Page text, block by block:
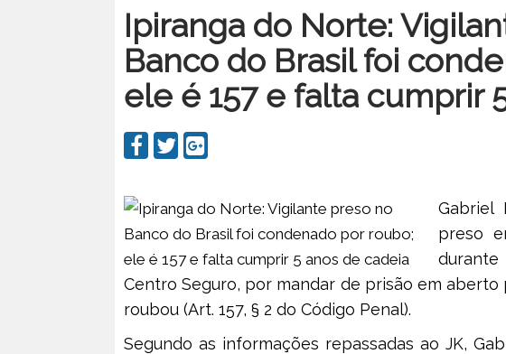
Ipiranga do Norte:
Banco do Brasil foi
ele é 157 e falta cumprir
Gabriel
preso
Centro Seguro, por mandar de prisão em
roubou (Art. 157, § 2 do Código Penal).
Segundo as informações repassadas ao JK,